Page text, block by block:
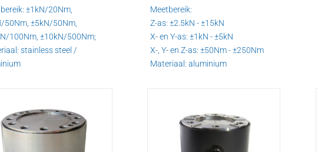
±1kN/20Nm,
50Nm, ±5kN/50Nm,
100Nm, ±10kN/500Nm;
stainless steel /
Meetbereik:
Z-as: ±2.5kN - ±15kN
X- en Y-as: ±1kN - ±5kN
X-, Y- en Z-as: ±50Nm - ±250Nm
Materiaal: aluminium